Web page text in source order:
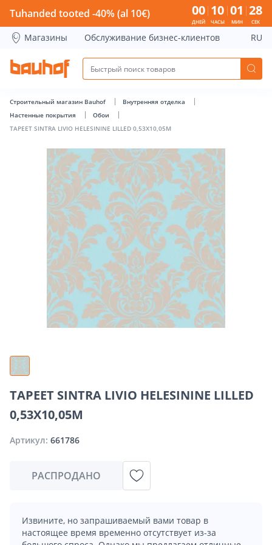
TAPEET SINTRA LIVIO HELESININE LILLED 0,53X10,05M -
Tuhanded tooted -40% (al 10€) 00
ДНЕЙ
10
ЧАСЫ
01
МИН
27
СЕК
Магазины Обслуживание бизнес-клиентов RU
Строительный магазин Bauhof
Внутренняя отделка
Настенные покрытия
Обои
TAPEET SINTRA LIVIO HELESININE LILLED 0,53X10,05M
TAPEET SINTRA LIVIO HELESININE LILLED
0,53X10,05M
Артикул: 661786
РАСПРОДАНО
Извините, но запрашиваемый вами товар в
настоящее время временно отсутствует из-за